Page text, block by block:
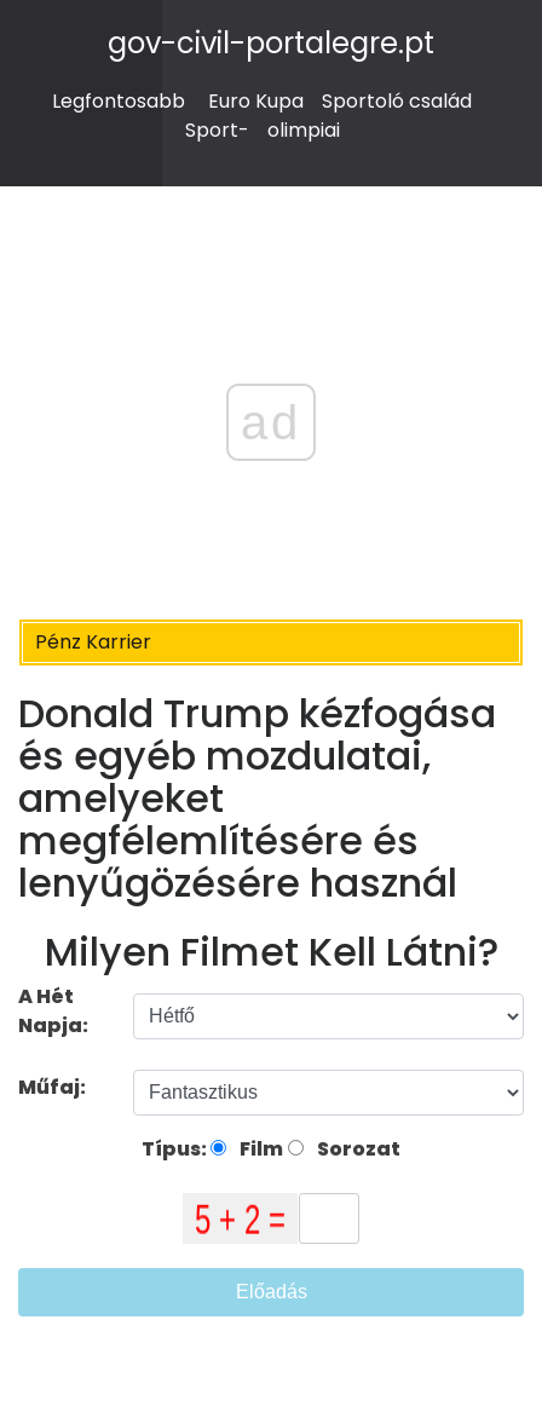
gov-civil-portalegre.pt
Legfontosabb Euro Kupa
Sportoló család
Sport-
olimpiai
ad
Pénz Karrier
Donald Trump kézfogása
és egyéb mozdulatai,
amelyeket
megfélemlítésére és
lenyűgözésére használ
Milyen Filmet Kell Látni?
A Hét
Napja:
Műfaj:
Típus: Film Sorozat
Előadás